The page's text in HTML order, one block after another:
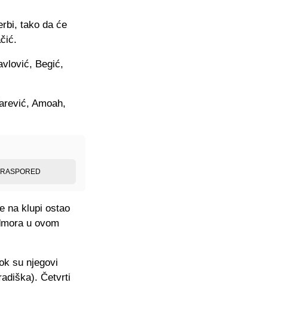
tako da će
Begić,
Amoah,
RASPORED
na klupi ostao
u ovom
su njegovi
Četvrti